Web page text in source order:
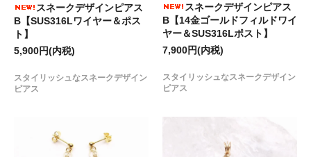
スネークデザインピアス
B【SUS316Lワイヤー＆ポス
ト】
5,900円(内税)
スタイリッシュなスネークデザイン
ピアス
スネークデザインピアス
B【14金ゴールドフィルドワイ
ヤー＆SUS316Lポスト】
7,900円(内税)
スタイリッシュなスネークデザイン
ピアス